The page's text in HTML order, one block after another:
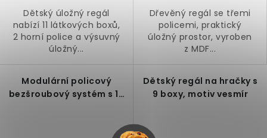
Dětský úložný regál
nabízí 11 látkových boxů,
2 horní police a výsuvný
úložný...
Dřevěný regál se třemi
policemi, praktický
úložný prostor, vyroben
z MDF...
Modulární policový
bezšroubový systém s 16
Dětský regál na hračky s
9 boxy, motiv vesmír